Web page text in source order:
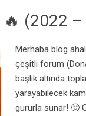
🔥 (2022
Merhaba blog
çeşitli forum
başlık altında
yarayabilecek
gururla sunar! 🙂